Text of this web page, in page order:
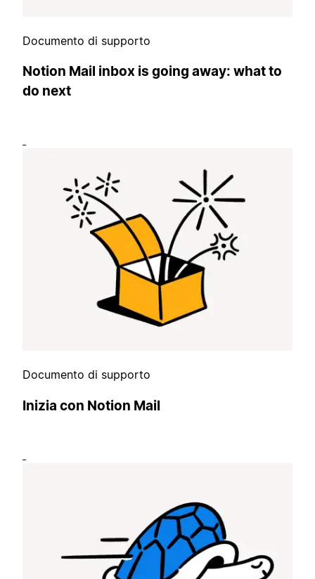
Documento di supporto
Notion Mail inbox is going away: what to
do next
Documento di supporto
Inizia con Notion Mail